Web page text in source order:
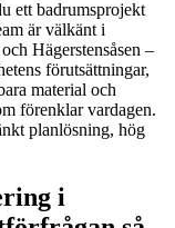
ett badrumsprojekt
är välkänt i
Hägerstensåsen –
förutsättningar,
material och
förenklar vardagen.
planlösning, hög
i